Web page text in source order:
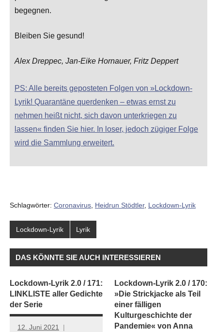
begegnen.
Bleiben Sie gesund!
Alex Dreppec, Jan-Eike Hornauer, Fritz Deppert
PS: Alle bereits geposteten Folgen von »Lockdown-
Lyrik! Quarantäne querdenken – etwas ernst zu
nehmen heißt nicht, sich davon unterkriegen zu
lassen« finden Sie hier. In loser, jedoch zügiger Folge
wird die Sammlung erweitert.
Schlagwörter: Coronavirus Heidrun Stödtler, Lockdown-Lyrik
Lockdown-Lyrik Lyrik
DAS KÖNNTE SIE AUCH INTERESSIEREN
Lockdown-Lyrik 2.0 / 171:
LINKLISTE aller Gedichte
der Serie
12. Juni 2021
Lockdown-Lyrik 2.0 / 170:
»Die Strickjacke als Teil
einer fälligen
Kulturgeschichte der
Pandemie« von Anna